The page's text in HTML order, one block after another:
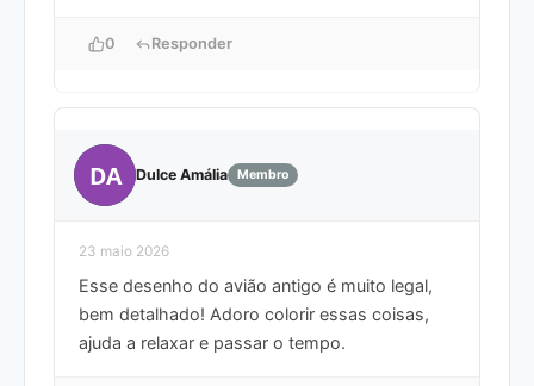
0 Responder
DA Dulce Amália Membro
23 maio 2026
Esse desenho do avião antigo é muito legal,
bem detalhado! Adoro colorir essas coisas,
ajuda a relaxar e passar o tempo.